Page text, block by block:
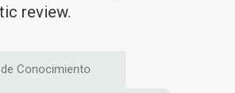
review.
Conocimiento